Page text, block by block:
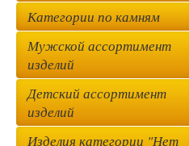
Категории по камням
Мужской ассортимент
изделий
Детский ассортимент
изделий
Изделия категории "Нет